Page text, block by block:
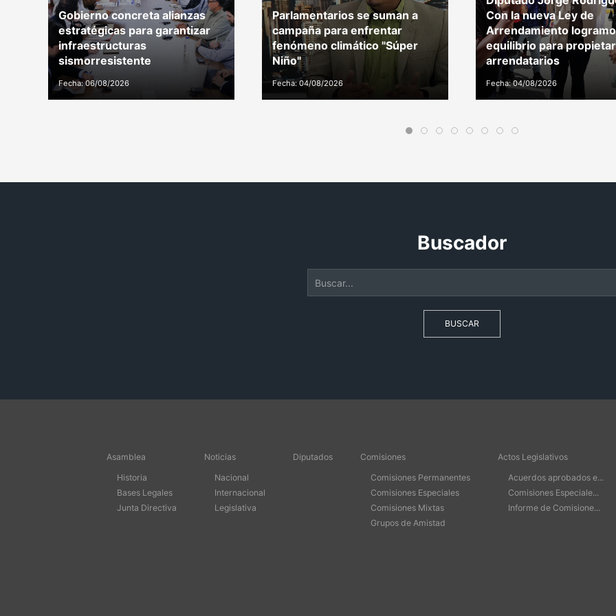
Gobierno concreta alianzas
estratégicas para garantizar
infraestructuras
sismorresistente
Fecha: 06/08/2026
Parlamentarios se suman a
campaña para enfrentar
fenómeno climático "Súper
Niño"
Fecha: 04/08/2026
Con la nueva Ley de
Arrendamiento
equilibrio para
arrendatarios
Fecha: 04/08/2026
Buscador
BUSCAR
Asamblea
Historia
Bases Legales
Junta Directiva
Noticias
Nacional
Internacional
Legislativa
Diputados
Comisiones
Comisiones Permanentes
Comisiones Especiales
Comisiones Mixtas
Grupos de Amistad
Actos Legislativos
Acuerdos aprobados e...
Comisiones Especiale...
Informe de Comisione...